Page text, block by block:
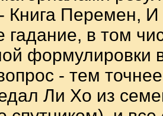
Книга Перемен, И
в том
формулировки
- тем
Ли Хо из